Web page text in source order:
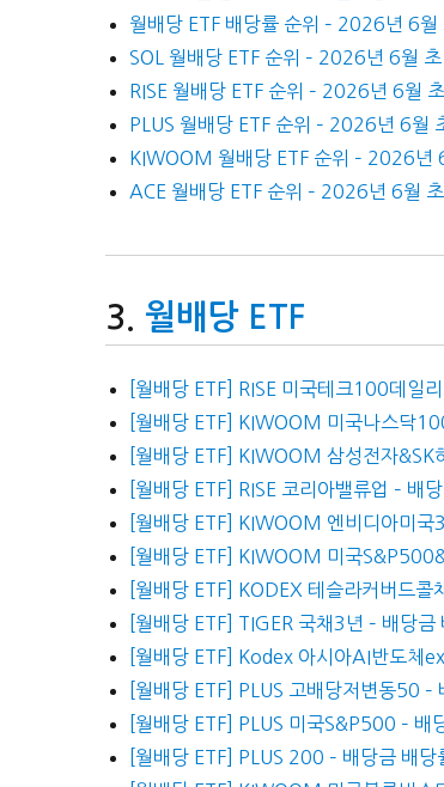
월배당 ETF 배당률 순위 – 2026년 6월
SOL 월배당 ETF 순위 – 2026년 6월
RISE 월배당 ETF 순위 – 2026년 6월
PLUS 월배당 ETF 순위 – 2026년 6월
KIWOOM 월배당 ETF 순위 – 2026년
ACE 월배당 ETF 순위 – 2026년 6월
월배당 ETF
[월배당 ETF] RISE 미국테크100데일
[월배당 ETF] KIWOOM 미국나스닥
[월배당 ETF] KIWOOM 삼성전자&SK
[월배당 ETF] RISE 코리아밸류업 – 배
[월배당 ETF] KIWOOM 엔비디아미
[월배당 ETF] KIWOOM 미국
[월배당 ETF] KODEX 테슬라커버드콜
[월배당 ETF] TIGER 국채3년 – 배당금
[월배당 ETF] Kodex 아시아AI반도체
[월배당 ETF] PLUS 고배당저변동50
[월배당 ETF] PLUS 미국S&P500 – 배
[월배당 ETF] PLUS 200 – 배당금 배